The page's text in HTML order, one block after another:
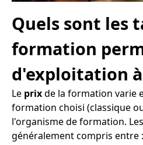
Quels sont les
formation
d'exploitation
Le prixde la formation varie
formation choisi (classique
l'organisme de formation.
généralement compris entre :